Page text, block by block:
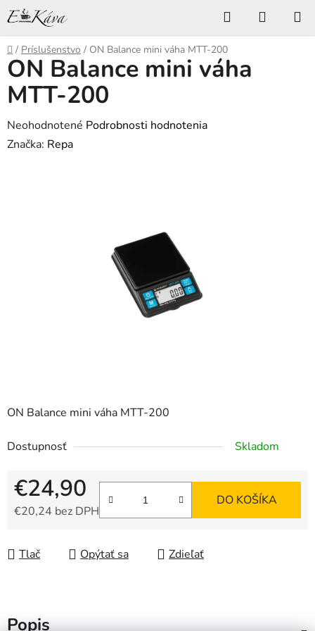
Prejsť
na
obsah
Hľadať
KOŠÍK
Domov
/ Príslušenstvo / ON Balance mini váha MTT-200
ON Balance mini váha MTT-200
Dostupnosť Skladom
€24,90
€20,24 bez DPH
DO KOŠÍKA
Tlač Opýtať sa Zdieľať
ON Balance mini váha
MTT-200
Priemerné
hodnotenie
Neohodnotené Podrobnosti hodnotenia
Značka: Repa
Popis